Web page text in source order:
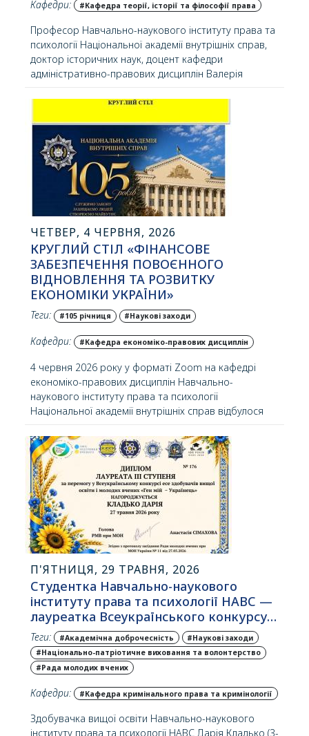
Кафедри: #Кафедра теорії, історії та філософії права
Професор Навчально-наукового інституту права та
психології Національної академії внутрішніх справ,
доктор історичних наук, доцент кафедри
адміністративно-правових дисциплін Валерія
долучилася до міжнародної академічної програми
Ягеллонському…
ЧЕТВЕР, 4 ЧЕРВНЯ, 2026
КРУГЛИЙ СТІЛ «ФІНАНСОВЕ
ЗАБЕЗПЕЧЕННЯ ПОВОЄННОГО
ВІДНОВЛЕННЯ ТА РОЗВИТКУ
ЕКОНОМІКИ УКРАЇНИ»
Теги: #105 річниця #Наукові заходи
Кафедри: #Кафедра економіко-правових дисциплін
4 червня 2026 року у форматі Zoom на кафедрі
економіко-правових дисциплін Навчально-
наукового інституту права та психології
Національної академії внутрішніх справ відбулося
забезпечення повоєнного відновлення та розвитку
економіки України».
П'ЯТНИЦЯ, 29 ТРАВНЯ, 2026
Студентка Навчально-наукового
інституту права та психології НАВС —
лауреатка Всеукраїнського конкурсу…
Теги: #Академічна доброчесність
#Наукові заходи
#Національно-патріотичне виховання та волонтерство
#Рада молодих вчених
Кафедри: #Кафедра кримінального права та кримінології
Здобувачка вищої освіти Навчально-наукового
інституту права та психології НАВС Дарія Кладько (3-